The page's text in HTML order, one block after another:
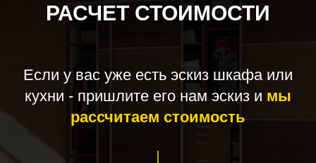
РАСЧЕТ СТОИМОСТИ
Если у вас уже есть эскиз шкафа или
кухни - пришлите его нам эскиз и мы
рассчитаем стоимость